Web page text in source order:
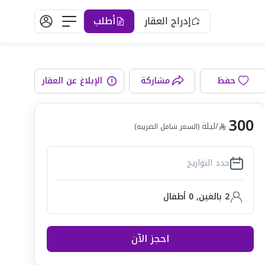
إدراج العقار أطلب
المعيشة
حفظ مشاركة الإبلاغ عن العقار
300 /ليلة(السعر شامل الضريبه)
حدد التواريخ
2 بالغين ,
0 أطفال
احجز الآن